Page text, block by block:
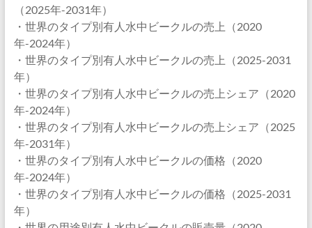
（2025年-2031年）
・世界のタイプ別有人水中ビークルの売上（2020
年-2024年）
・世界のタイプ別有人水中ビークルの売上（2025-2031
年）
・世界のタイプ別有人水中ビークルの売上シェア（2020
年-2024年）
・世界のタイプ別有人水中ビークルの売上シェア（2025
年-2031年）
・世界のタイプ別有人水中ビークルの価格（2020
年-2024年）
・世界のタイプ別有人水中ビークルの価格（2025-2031
年）